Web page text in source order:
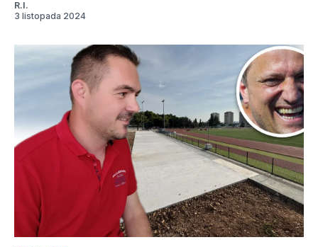
R.I.
3 listopada 2024